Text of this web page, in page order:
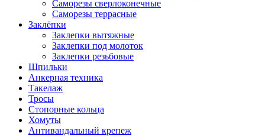
Саморезы сверлоконечные
Саморезы террасные
Заклёпки
Заклепки вытяжные
Заклепки под молоток
Заклепки резьбовые
Шпильки
Анкерная техника
Такелаж
Тросы
Стопорные кольца
Хомуты
Антивандальный крепеж